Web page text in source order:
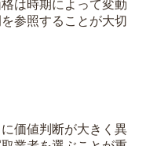
は時期によって変動
参照することが大切
価値判断が大きく異